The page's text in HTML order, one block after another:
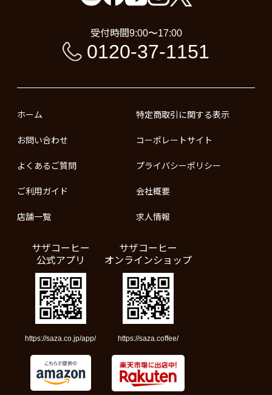
受付時間9:00〜17:00
0120-37-1151
ホーム
お問い合わせ
よくあるご質問
ご利用ガイド
店舗一覧
特定商取引に関する表示
コーポレートサイト
プライバシーポリシー
会社概要
求人情報
サザコーヒー
公式アプリ
https://saza.co.jp/app/
サザコーヒー
オンラインショップ
https://saza.coffee/